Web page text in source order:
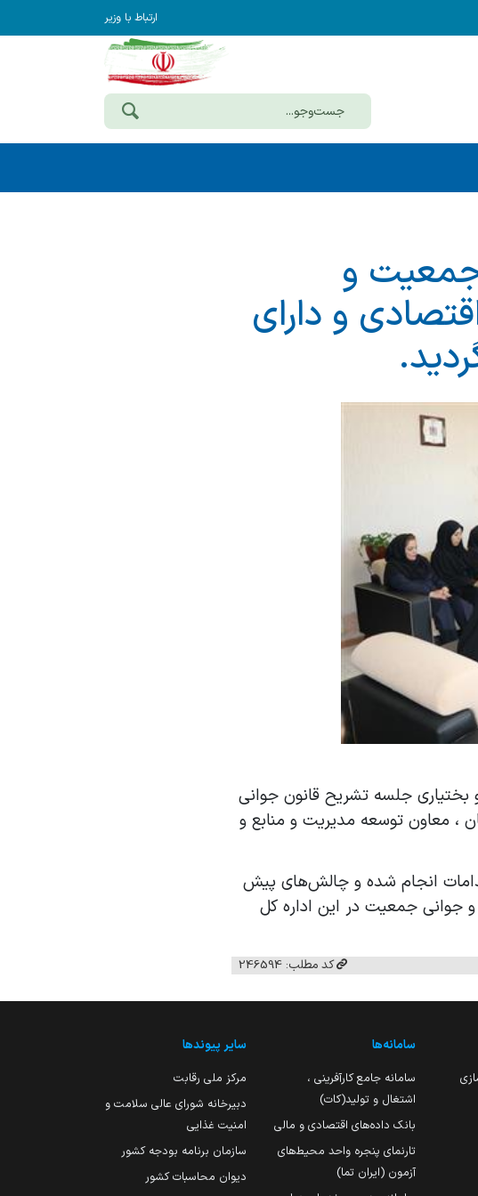
ارتباط با وزیر
جمعیت و
و دارای
بختیاری جلسه تشریح قانون جوانی
، معاون توسعه مدیریت و منابع و
انجام شده و چالش‌های پیش
جوانی جمعیت در این اداره کل
کد مطلب: 246594
سامانه‌ها
سامانه جامع کارآفرینی ،
اشتغال و تولید(کات)
بانک داده‌های اقتصادی و مالی
تارنمای پنجره واحد محیط‌های
آزمون (ایران تما)
سایر پیوندها
مرکز ملی رقابت
دبیرخانه شورای عالی سلامت و
امنیت غذایی
سازمان برنامه بودجه کشور
دیوان محاسبات کشور